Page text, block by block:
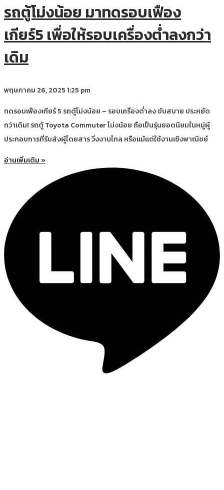
รถตู้โม่งน้อย มาทดรอบเฟือง
เกียร์5 เพื่อให้รอบเครื่องต่ำลงกว่า
เดิม
พฤษภาคม 26, 20251:25 pm
ทดรอบเฟืองเกียร์ 5 รถตู้โม่งน้อย – รอบเครื่องต่ำลง ขับสบาย ประหยัด
กว่าเดิม! รถตู้ Toyota Commuter โม่งน้อย ถือเป็นรุ่นยอดนิยมในหมู่ผู้
ประกอบการที่รับส่งผู้โดยสาร วิ่งงานไกล หรือแม้แต่ใช้งานเชิงพาณิชย์
อ่านเพิ่มเติม »